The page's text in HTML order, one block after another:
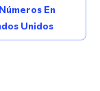
En
Unidos